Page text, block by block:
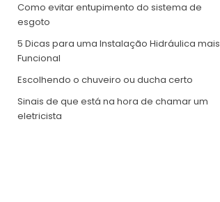
Como evitar entupimento do sistema de
esgoto
5 Dicas para uma Instalação Hidráulica mais
Funcional
Escolhendo o chuveiro ou ducha certo
Sinais de que está na hora de chamar um
eletricista